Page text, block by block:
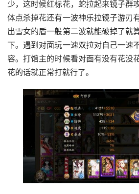
少，这时候红标花，蛇拉起来镜子群
体点杀掉花还有一波神乐拉镜子游刃
出雪女的盾一般第二波就能破掉了就
下。遇到对面玩一速双拉对自己一速
容。打馆主的时候看对面有没有花没
花的话就正常打就行了。